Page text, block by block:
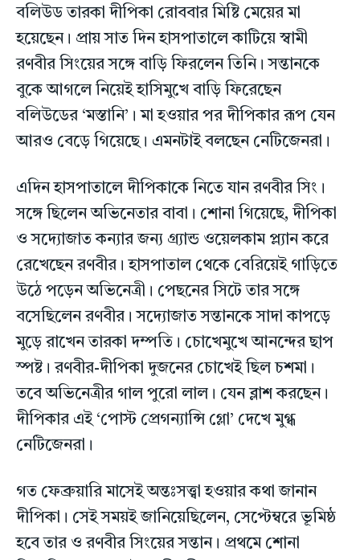
বলিউড তারকা দীপিকা রোববার মিষ্টি মেয়ের মা
হয়েছেন। প্রায় সাত দিন হাসপাতালে কাটিয়ে স্বামী
রণবীর সিংয়ের সঙ্গে বাড়ি ফিরলেন তিনি। সন্তানকে
বুকে আগলে নিয়েই হাসিমুখে বাড়ি ফিরেছেন
বলিউডের ‘মস্তানি’। মা হওয়ার পর দীপিকার রূপ যেন
আরও বেড়ে গিয়েছে। এমনটাই বলছেন নেটিজেনরা।
এদিন হাসপাতালে দীপিকাকে নিতে যান রণবীর সিং।
সঙ্গে ছিলেন অভিনেতার বাবা। শোনা গিয়েছে, দীপিকা
ও সদ্যোজাত কন্যার জন্য গ্র্যান্ড ওয়েলকাম প্ল্যান করে
রেখেছেন রণবীর। হাসপাতাল থেকে বেরিয়েই গাড়িতে
উঠে পড়েন অভিনেত্রী। পেছনের সিটে তার সঙ্গে
বসেছিলেন রণবীর। সদ্যোজাত সন্তানকে সাদা কাপড়ে
মুড়ে রাখেন তারকা দম্পতি। চোখেমুখে আনন্দের ছাপ
স্পষ্ট। রণবীর-দীপিকা দুজনের চোখেই ছিল চশমা।
তবে অভিনেত্রীর গাল পুরো লাল। যেন ব্লাশ করছেন।
দীপিকার এই ‘পোস্ট প্রেগন্যান্সি গ্লো’ দেখে মুগ্ধ
নেটিজেনরা।
গত ফেব্রুয়ারি মাসেই অন্তঃসত্ত্বা হওয়ার কথা জানান
দীপিকা। সেই সময়ই জানিয়েছিলেন, সেপ্টেম্বরে ভূমিষ্ঠ
হবে তার ও রণবীর সিংয়ের সন্তান। প্রথমে শোনা